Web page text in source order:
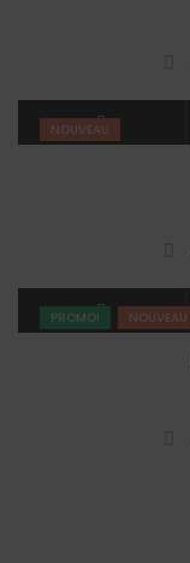
NOUVEAU
PROMO! NOUVEAU